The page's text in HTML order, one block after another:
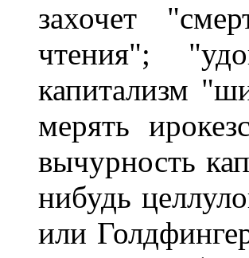
захочет
чтения";
капитализм
мерять
вычурность
нибудь
или